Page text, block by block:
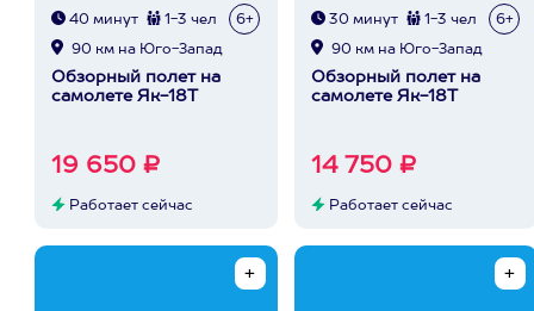
40 минут 1-3 чел 6+
90 км на Юго-Запад
Обзорный полет на
самолете Як-18Т
19 650 ₽
Работает сейчас
30 минут 1-3 чел 6+
90 км на Юго-Запад
Обзорный полет на
самолете Як-18Т
14 750 ₽
Работает сейчас